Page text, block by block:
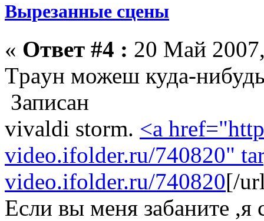
Вырезанные сцены
« Ответ #4 : 20 Май
Tрayн можеш куда-нибудь
Записан
vivaldi storm. <a
video.ifolder.ru/740820"
video.ifolder.ru/740820[/
Если вы меня забаните ,я